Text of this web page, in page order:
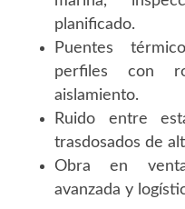
planificado.
Puentes
perfiles con
aislamiento.
Ruido entre
trasdosados de
Obra en
avanzada y